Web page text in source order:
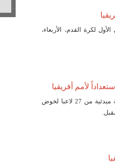
لكرة القدم، الأربعاء،
أعلن هيكتور كوبر مدرب منتخب مصر اليوم الخميس تشكيلة مبدئية من 27 لاعبا لخوض